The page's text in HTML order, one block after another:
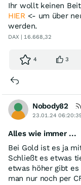
Ihr wollt keinen
HIER <- um über
werden.
DAX | 16.668,32
4 3
Nobody82
23.01.24
Alles wie immer ...
Bei Gold ist es ja
Schließt es etwas
etwas höher gibt
man nur noch per